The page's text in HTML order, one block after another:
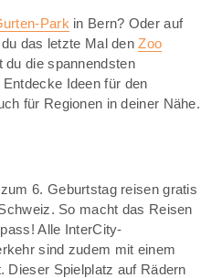
Park in Bern? Oder auf
das letzte Mal denZoo
die spannendsten
Entdecke Ideen für den
für Regionen in deiner Nähe.
6. Geburtstag reisen gratis
So macht das Reisen
Alle InterCity-
sind zudem mit einem
Dieser Spielplatz auf Rädern